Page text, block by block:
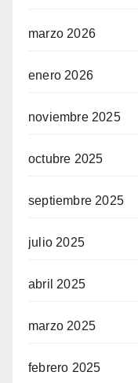
marzo 2026
enero 2026
noviembre 2025
octubre 2025
septiembre 2025
julio 2025
abril 2025
marzo 2025
febrero 2025